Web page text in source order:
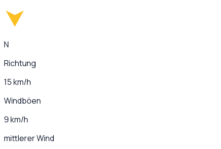
N
Richtung
15 km/h
Windböen
9 km/h
mittlerer Wind